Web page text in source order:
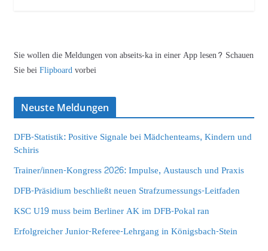
Sie wollen die Meldungen von abseits-ka in einer App lesen? Schauen
Sie beiFlipboardvorbei
Neuste Meldungen
DFB-Statistik: Positive Signale bei Mädchenteams, Kindern und
Schiris
Trainer/innen-Kongress 2026: Impulse, Austausch und Praxis
DFB-Präsidium beschließt neuen Strafzumessungs-Leitfaden
KSC U19 muss beim Berliner AK im DFB-Pokal ran
Erfolgreicher Junior-Referee-Lehrgang in Königsbach-Stein